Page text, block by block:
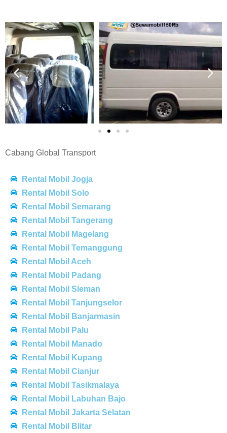
Cabang Global Transport
Rental Mobil Jogja
Rental Mobil Solo
Rental Mobil Semarang
Rental Mobil Tangerang
Rental Mobil Magelang
Rental Mobil Temanggung
Rental Mobil Aceh
Rental Mobil Padang
Rental Mobil Sleman
Rental Mobil Tanjungselor
Rental Mobil Banjarmasin
Rental Mobil Palu
Rental Mobil Manado
Rental Mobil Kupang
Rental Mobil Cianjur
Rental Mobil Tasikmalaya
Rental Mobil Labuhan Bajo
Rental Mobil Jakarta Selatan
Rental Mobil Blitar